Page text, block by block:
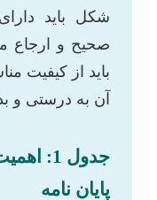
شکل باید
صحیح و ارجاع
باید از کیفیت
آن به درستی و
جدول 1:
پایان نامه